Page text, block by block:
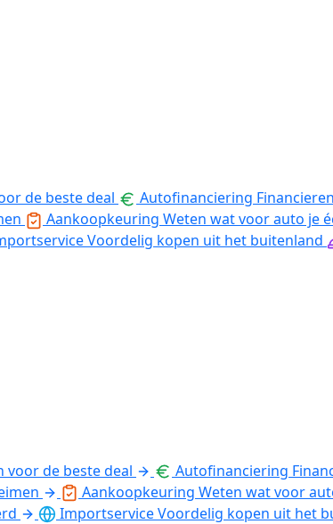
de beste deal Autofinanciering
Aankoopkeuring Weten wat voor auto je
Voordelig kopen uit het buitenland
voor de beste deal Autofinanciering
Aankoopkeuring Weten wat voor
ImportserviceVoordelig kopen uit het